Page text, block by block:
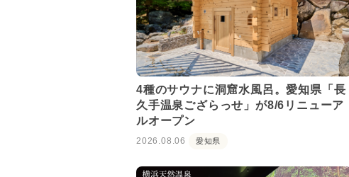
4種のサウナに洞窟水風呂。愛知県「長
久手温泉ござらっせ」が8/6リニューア
ルオープン
2026.08.06 愛知県